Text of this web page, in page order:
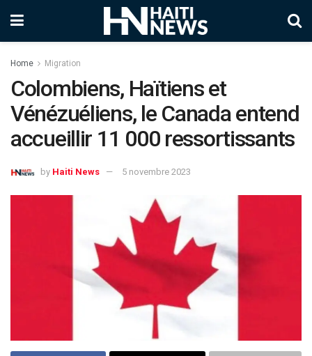
Home Migration
Colombiens, Haïtiens et
Vénézuéliens, le Canada entend
accueillir 11 000 ressortissants
by Haiti News 5 novembre 2023